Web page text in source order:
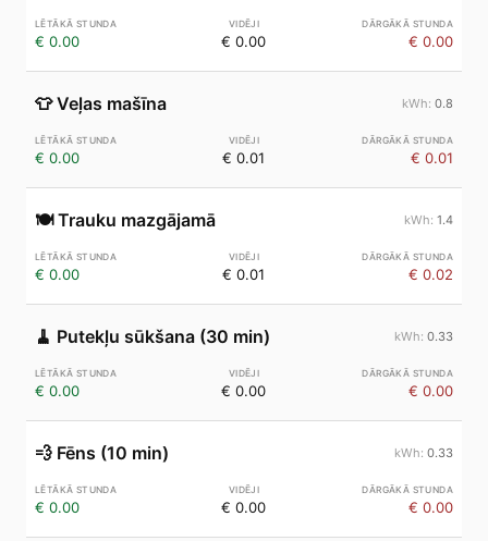
€ 0.00 € 0.00 € 0.00
👕 Veļas mašīna 0.8
€ 0.00 € 0.01 € 0.01
🍽️ Trauku mazgājamā 1.4
€ 0.00 € 0.01 € 0.02
🧹 Putekļu sūkšana (30 min) 0.33
€ 0.00 € 0.00 € 0.00
💨 Fēns (10 min) 0.33
€ 0.00 € 0.00 € 0.00